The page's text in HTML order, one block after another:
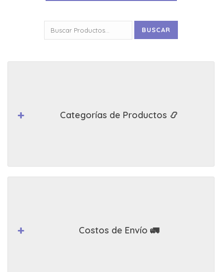
por:
BUSCAR
Categorías de Productos 📿
Costos de Envío 🚛